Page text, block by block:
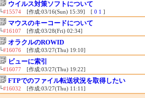
ウイルス対策ソフトについて
└#15574[作成:03/16(Sun) 15:39] [ 0 1
マウスのキーコードについて
└#16107 [作成:03/28(Fri) 02:34]
オラクルのROWID
└#16076[作成:03/27(Thu) 19:10]
ビューに索引
└#16077 [作成:03/27(Thu) 19:22]
FTPでのファイル転送状況を取得したい
└#16032 [作成:03/27(Thu) 11:11]